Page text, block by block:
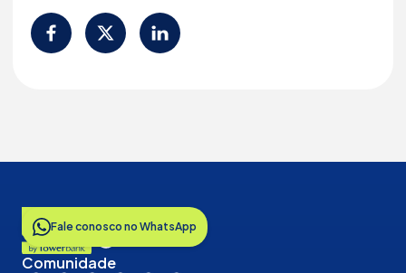
Comunidade
Fale conosco no WhatsApp